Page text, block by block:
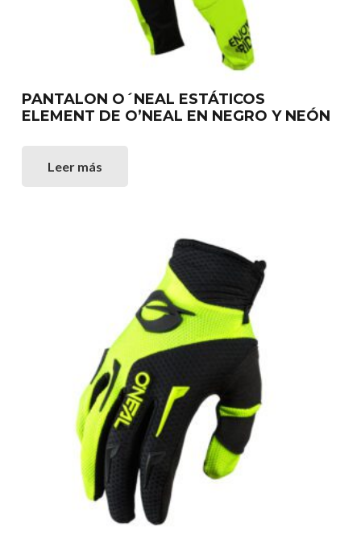
PANTALON O´NEAL ESTÁTICOS
ELEMENT DE O’NEAL EN NEGRO Y NEÓN
Leer más